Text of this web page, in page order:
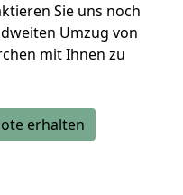
Sie uns noch
Umzug von
mit Ihnen zu
erhalten